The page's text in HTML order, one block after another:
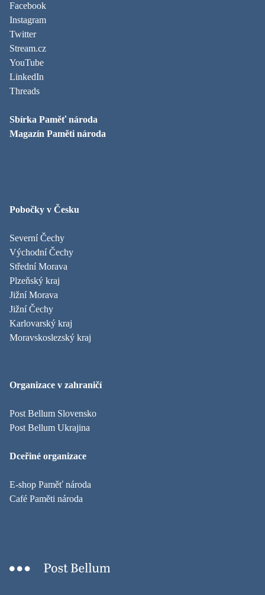
Facebook
Instagram
Twitter
Stream.cz
YouTube
LinkedIn
Threads
Sbírka Paměť národa
Magazín Paměti národa
Pobočky v Česku
Severní Čechy
Východní Čechy
Střední Morava
Plzeňský kraj
Jižní Morava
Jižní Čechy
Karlovarský kraj
Moravskoslezský kraj
Organizace v zahraničí
Post Bellum Slovensko
Post Bellum Ukrajina
Dceřiné organizace
E-shop Paměť národa
Café Paměti národa